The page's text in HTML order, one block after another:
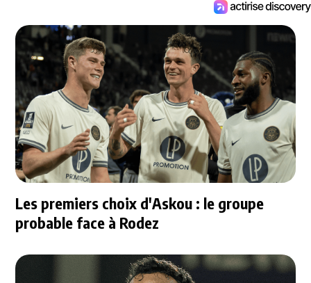
Les premiers choix d'Askou : le groupe
probable face à Rodez